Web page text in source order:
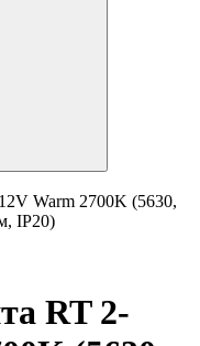
Warm 2700K (5630,
IP20)
RT 2-